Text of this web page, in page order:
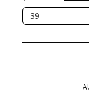
39